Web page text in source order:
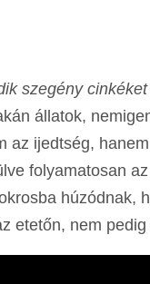
szegény
állatok,
az ijedtség,
folyamatosan
húzódnak,
etetőn, nem